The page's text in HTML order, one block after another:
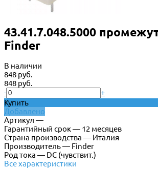
43.41.7.048.5000
Finder
В наличии
848 руб.
848 руб.
-
+
Купить
Добавлено
Артикул —
Гарантийный срок — 12 месяцев
Страна производства — Италия
Производитель — Finder
Род тока — DC (чувствит.)
Все характеристики